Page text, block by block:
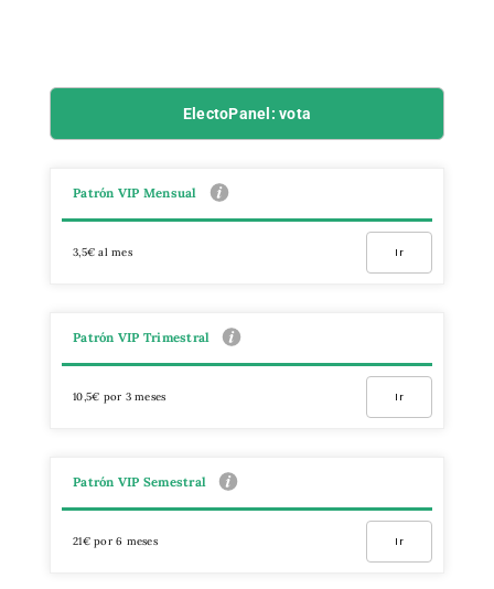
ElectoPanel: vota
Patrón VIP Mensual
3,5€ al mes Ir
Patrón VIP Trimestral
10,5€ por 3 meses Ir
Patrón VIP Semestral
21€ por 6 meses Ir